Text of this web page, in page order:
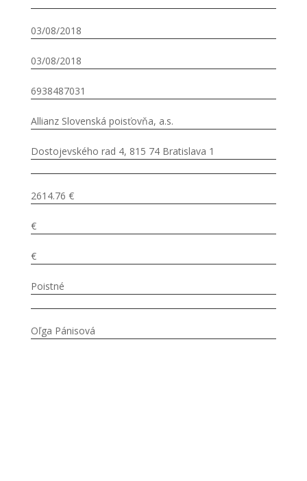
03/08/2018
03/08/2018
6938487031
Allianz Slovenská poisťovňa, a.s.
Dostojevského rad 4, 815 74 Bratislava 1
2614.76 €
€
€
Poistné
Oľga Pánisová